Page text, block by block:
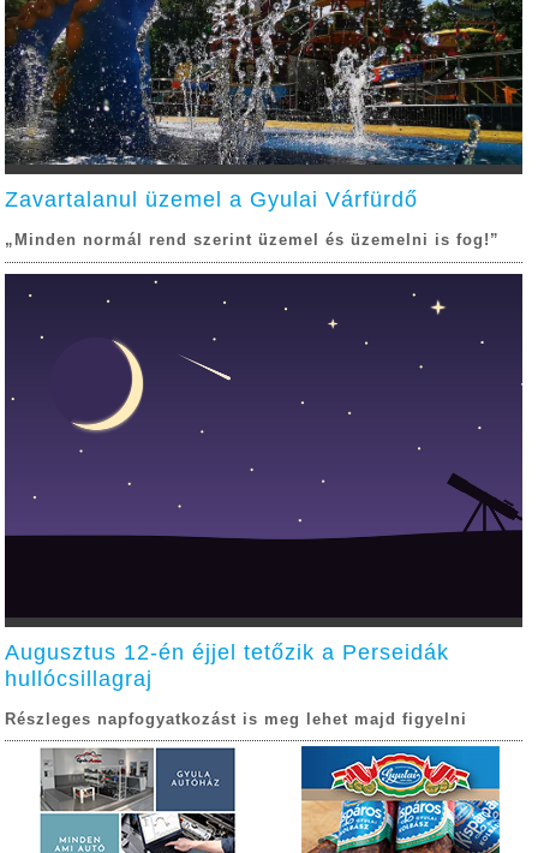
Zavartalanul üzemel a Gyulai Várfürdő
„Minden normál rend szerint üzemel és üzemelni is fog!”
Augusztus 12-én éjjel tetőzik a Perseidák
hullócsillagraj
Részleges napfogyatkozást is meg lehet majd figyelni